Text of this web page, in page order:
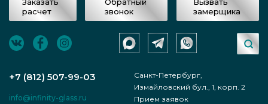
расчет
звонок
замерщика
+7 (812) 507-99-03
Санкт-Петербург,
Измайловский бул., 1, корп. 2
info@infinity-glass.ru
Прием заявок